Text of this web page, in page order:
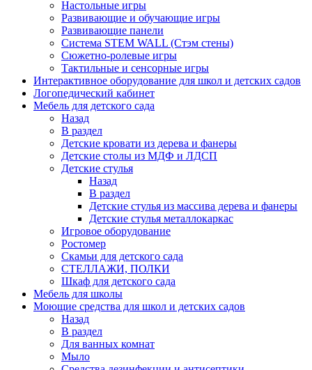
Настольные игры
Развивающие и обучающие игры
Развивающие панели
Система STEM WALL (Cтэм стены)
Сюжетно-ролевые игры
Тактильные и сенсорные игры
Интерактивное оборудование для школ и детских садов
Логопедический кабинет
Мебель для детского сада
Назад
В раздел
Детские кровати из дерева и фанеры
Детские столы из МДФ и ЛДСП
Детские стулья
Назад
В раздел
Детские стулья из массива дерева и фанеры
Детские стулья металлокаркас
Игровое оборудование
Ростомер
Скамьи для детского сада
СТЕЛЛАЖИ, ПОЛКИ
Шкаф для детского сада
Мебель для школы
Моющие средства для школ и детских садов
Назад
В раздел
Для ванных комнат
Мыло